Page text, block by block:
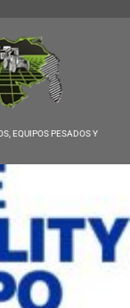
EQUIPOS PESADOS Y